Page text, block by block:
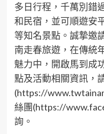
多日行程，千萬別錯
和民宿，並可順遊安
等知名景點。誠摯邀
南走春旅遊，在傳統
魅力中，開啟馬到成
點及活動相關資訊，
(https://
絲團(https://
詢。